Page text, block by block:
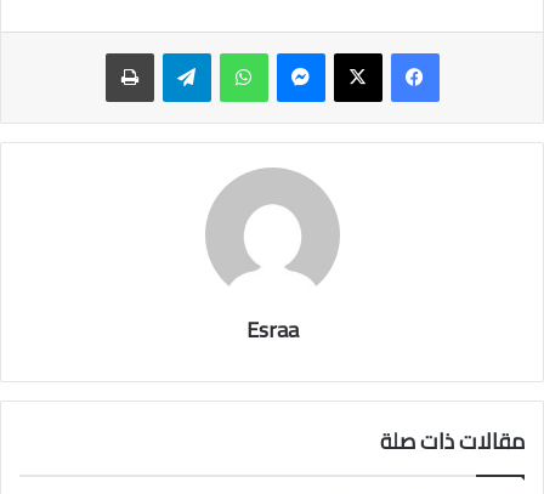
ماسنجر واتساب تيلقرام طباعة
Esraa
مقالات ذات صلة